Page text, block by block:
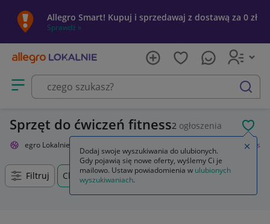
Allegro Smart! Kupuj i sprzedawaj z dostawą za 0 zł
Sprawdź »
Otwórz menu z kategoriami
szukaj
Sprzęt do ćwiczeń fitness2 ogłoszenia
Allegro Lokalnie Trening fitness
Filtruj Chmielniki, Kujawsko-pomorskie, +0 km
Dodaj swoje wyszukiwania do ulubionych.
Gdy pojawią się nowe oferty, wyślemy Ci je
mailowo. Ustaw powiadomienia w ulubionych
wyszukiwaniach.